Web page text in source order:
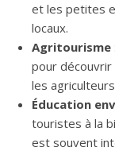
et les petites
locaux.
Agritourisme
pour
les
Éducation
touristes à la
est souvent